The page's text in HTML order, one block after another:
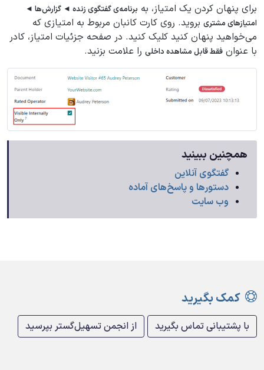
برای پنهان کردن یک امتیاز، به برنامه‌ی گفتگوی زنده ◄ گزارش‌ها ◄
امتیازهای مشتری بروید. روی کارت کانبان مربوط به امتیازی که
می‌خواهید پنهان کنید کلیک کنید. در صفحه جزئیات امتیاز، کادر
با عنوان فقط قابل مشاهده داخلی را علامت بزنید.
همچنین ببینید
گفتگوی آنلاین
دستورها و پاسخ‌های آماده
وب سایت
کمک بگیرید
با پشتیبانی تماس بگیرید از انجمن تسهیل‌گستر بپرسید